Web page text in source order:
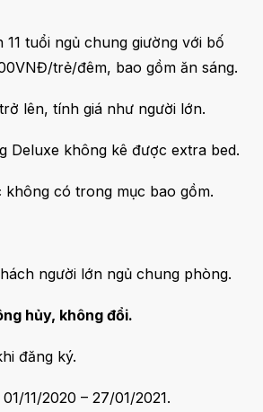
11 tuổi ngủ chung giường với bố
trẻ/đêm, bao gồm ăn sáng.
lên, tính giá như người lớn.
Deluxe không kê được extra bed.
không có trong mục bao gồm.
người lớn ngủ chung phòng.
hủy, không đổi.
đăng ký.
11/2020 – 27/01/2021.